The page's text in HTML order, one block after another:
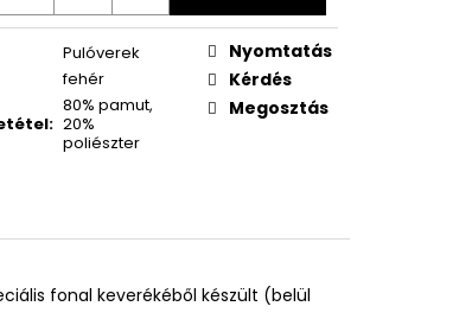
Pulóverek
fehér
:
80% pamut,
20%
poliészter
Nyomtatás
Kérdés
Megosztás
fonal keverékéből készült (belül